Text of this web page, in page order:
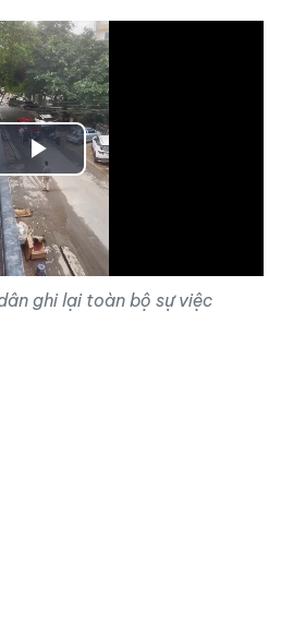
Play
Video
ghi lại toàn bộ sự việc